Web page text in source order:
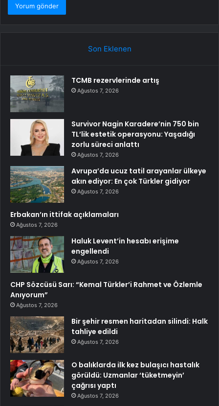
Son Eklenen
TCMB rezervlerinde artış
Ağustos 7, 2026
Survivor Nagin Karadere’nin 750 bin
TL’lik estetik operasyonu: Yaşadığı
zorlu süreci anlattı
Ağustos 7, 2026
Avrupa’da ucuz tatil arayanlar ülkeye
akın ediyor: En çok Türkler gidiyor
Ağustos 7, 2026
Erbakan’ın ittifak açıklamaları
Ağustos 7, 2026
Haluk Levent’in hesabı erişime
engellendi
Ağustos 7, 2026
CHP Sözcüsü Sarı: “Kemal Türkler’i Rahmet ve Özlemle
Anıyorum”
Ağustos 7, 2026
Bir şehir resmen haritadan silindi: Halk
tahliye edildi
Ağustos 7, 2026
O balıklarda ilk kez bulaşıcı hastalık
görüldü: Uzmanlar ‘tüketmeyin’
çağrısı yaptı
Ağustos 7, 2026